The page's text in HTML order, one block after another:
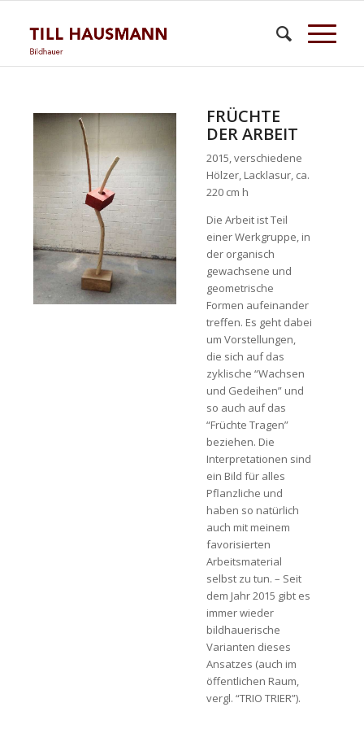
FRÜCHTE
DER ARBEIT
2015, verschiedene
Hölzer, Lacklasur, ca.
220 cm h
Die Arbeit ist Teil
einer Werkgruppe, in
der organisch
gewachsene und
geometrische
Formen aufeinander
treffen. Es geht dabei
um Vorstellungen,
die sich auf das
zyklische “Wachsen
und Gedeihen” und
so auch auf das
“Früchte Tragen”
beziehen. Die
Interpretationen sind
ein Bild für alles
Pflanzliche und
haben so natürlich
auch mit meinem
favorisierten
Arbeitsmaterial
selbst zu tun. – Seit
dem Jahr 2015 gibt es
immer wieder
bildhauerische
Varianten dieses
Ansatzes (auch im
öffentlichen Raum,
vergl. “TRIO TRIER”).